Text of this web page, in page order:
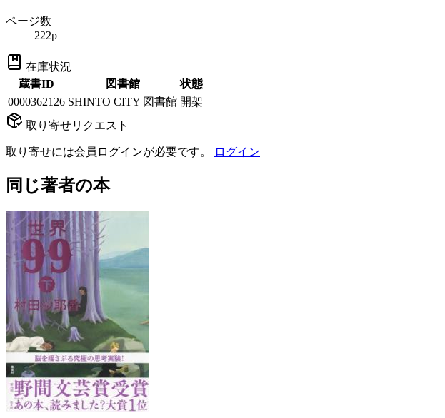
—
ページ数
222p
在庫状況
蔵書ID
図書館
状態
0000362126 SHINTO CITY 図書館 開架
取り寄せリクエスト
取り寄せには会員ログインが必要です。 ログイン
同じ著者の本